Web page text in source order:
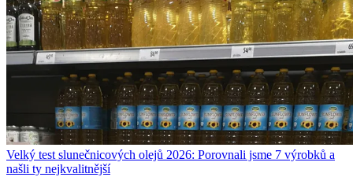
Velký test slunečnicových olejů 2026: Porovnali jsme 7 výrobků a
našli ty nejkvalitnější